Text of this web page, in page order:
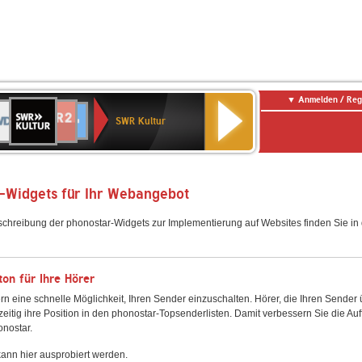
Deutschlandfunk
80er
90er
OLDIE
ANTENNE
SWR3
WDR
4
BR-
KLASSIK
Deutschlandfunk
Kultur
Kultur2
SWR Kultur
Anmelden /
für Ihr Webangebot
der phonostar-Widgets zur Implementierung auf Websites finden Sie
für Ihre Hörer
eine schnelle Möglichkeit, Ihren Sender einzuschalten. Hörer, die Ihren Sender
ihre Position in den phonostar-Topsenderlisten. Damit verbessern Sie die
hier ausprobiert werden.